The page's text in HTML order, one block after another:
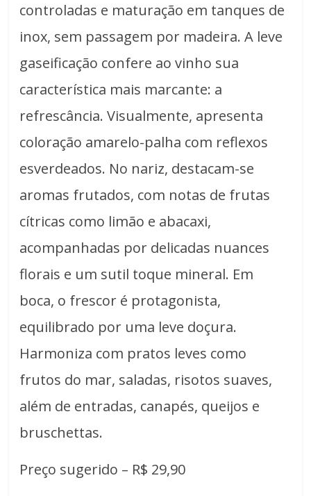
controladas e maturação em tanques de
inox, sem passagem por madeira. A leve
gaseificação confere ao vinho sua
característica mais marcante: a
refrescância. Visualmente, apresenta
coloração amarelo-palha com reflexos
esverdeados. No nariz, destacam-se
aromas frutados, com notas de frutas
cítricas como limão e abacaxi,
acompanhadas por delicadas nuances
florais e um sutil toque mineral. Em
boca, o frescor é protagonista,
equilibrado por uma leve doçura.
Harmoniza com pratos leves como
frutos do mar, saladas, risotos suaves,
além de entradas, canapés, queijos e
bruschettas.
Preço sugerido – R$ 29,90